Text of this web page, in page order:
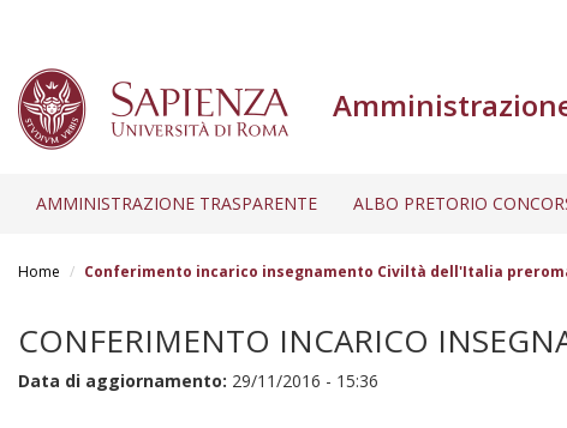
AMMINISTRAZIONE TRASPARENTE ALBO PRETORIO
Home Conferimento incarico insegnamento Civiltà dell'Italia
CONFERIMENTO INCARICO
Data di aggiornamento: 29/11/2016 - 15:36